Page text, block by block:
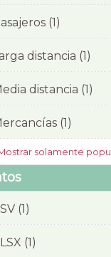
(1)
distancia (1)
distancia (1)
(1)
solamente
(1)
(1)